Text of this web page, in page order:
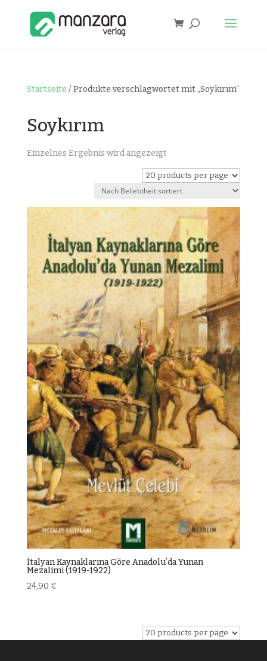
Startseite / Produkte verschlagwortet mit „Soykırım“
Soykırım
Einzelnes Ergebnis wird angezeigt
İtalyan Kaynaklarına Göre Anadoluʼda Yunan
Mezalimi (1919-1922)
24,90 €